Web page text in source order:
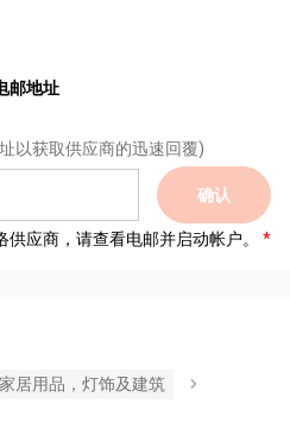
邮地址
以获取供应商的迅速回覆)
确认
应商，请查看电邮并启动帐户。
家居用品，灯饰及建筑